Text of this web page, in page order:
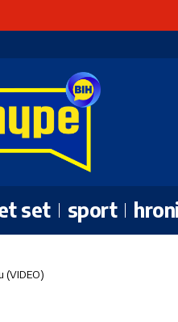
set sport
(VIDEO)